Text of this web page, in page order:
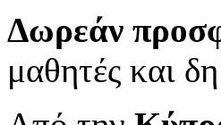
Δωρεάν
μαθητές και